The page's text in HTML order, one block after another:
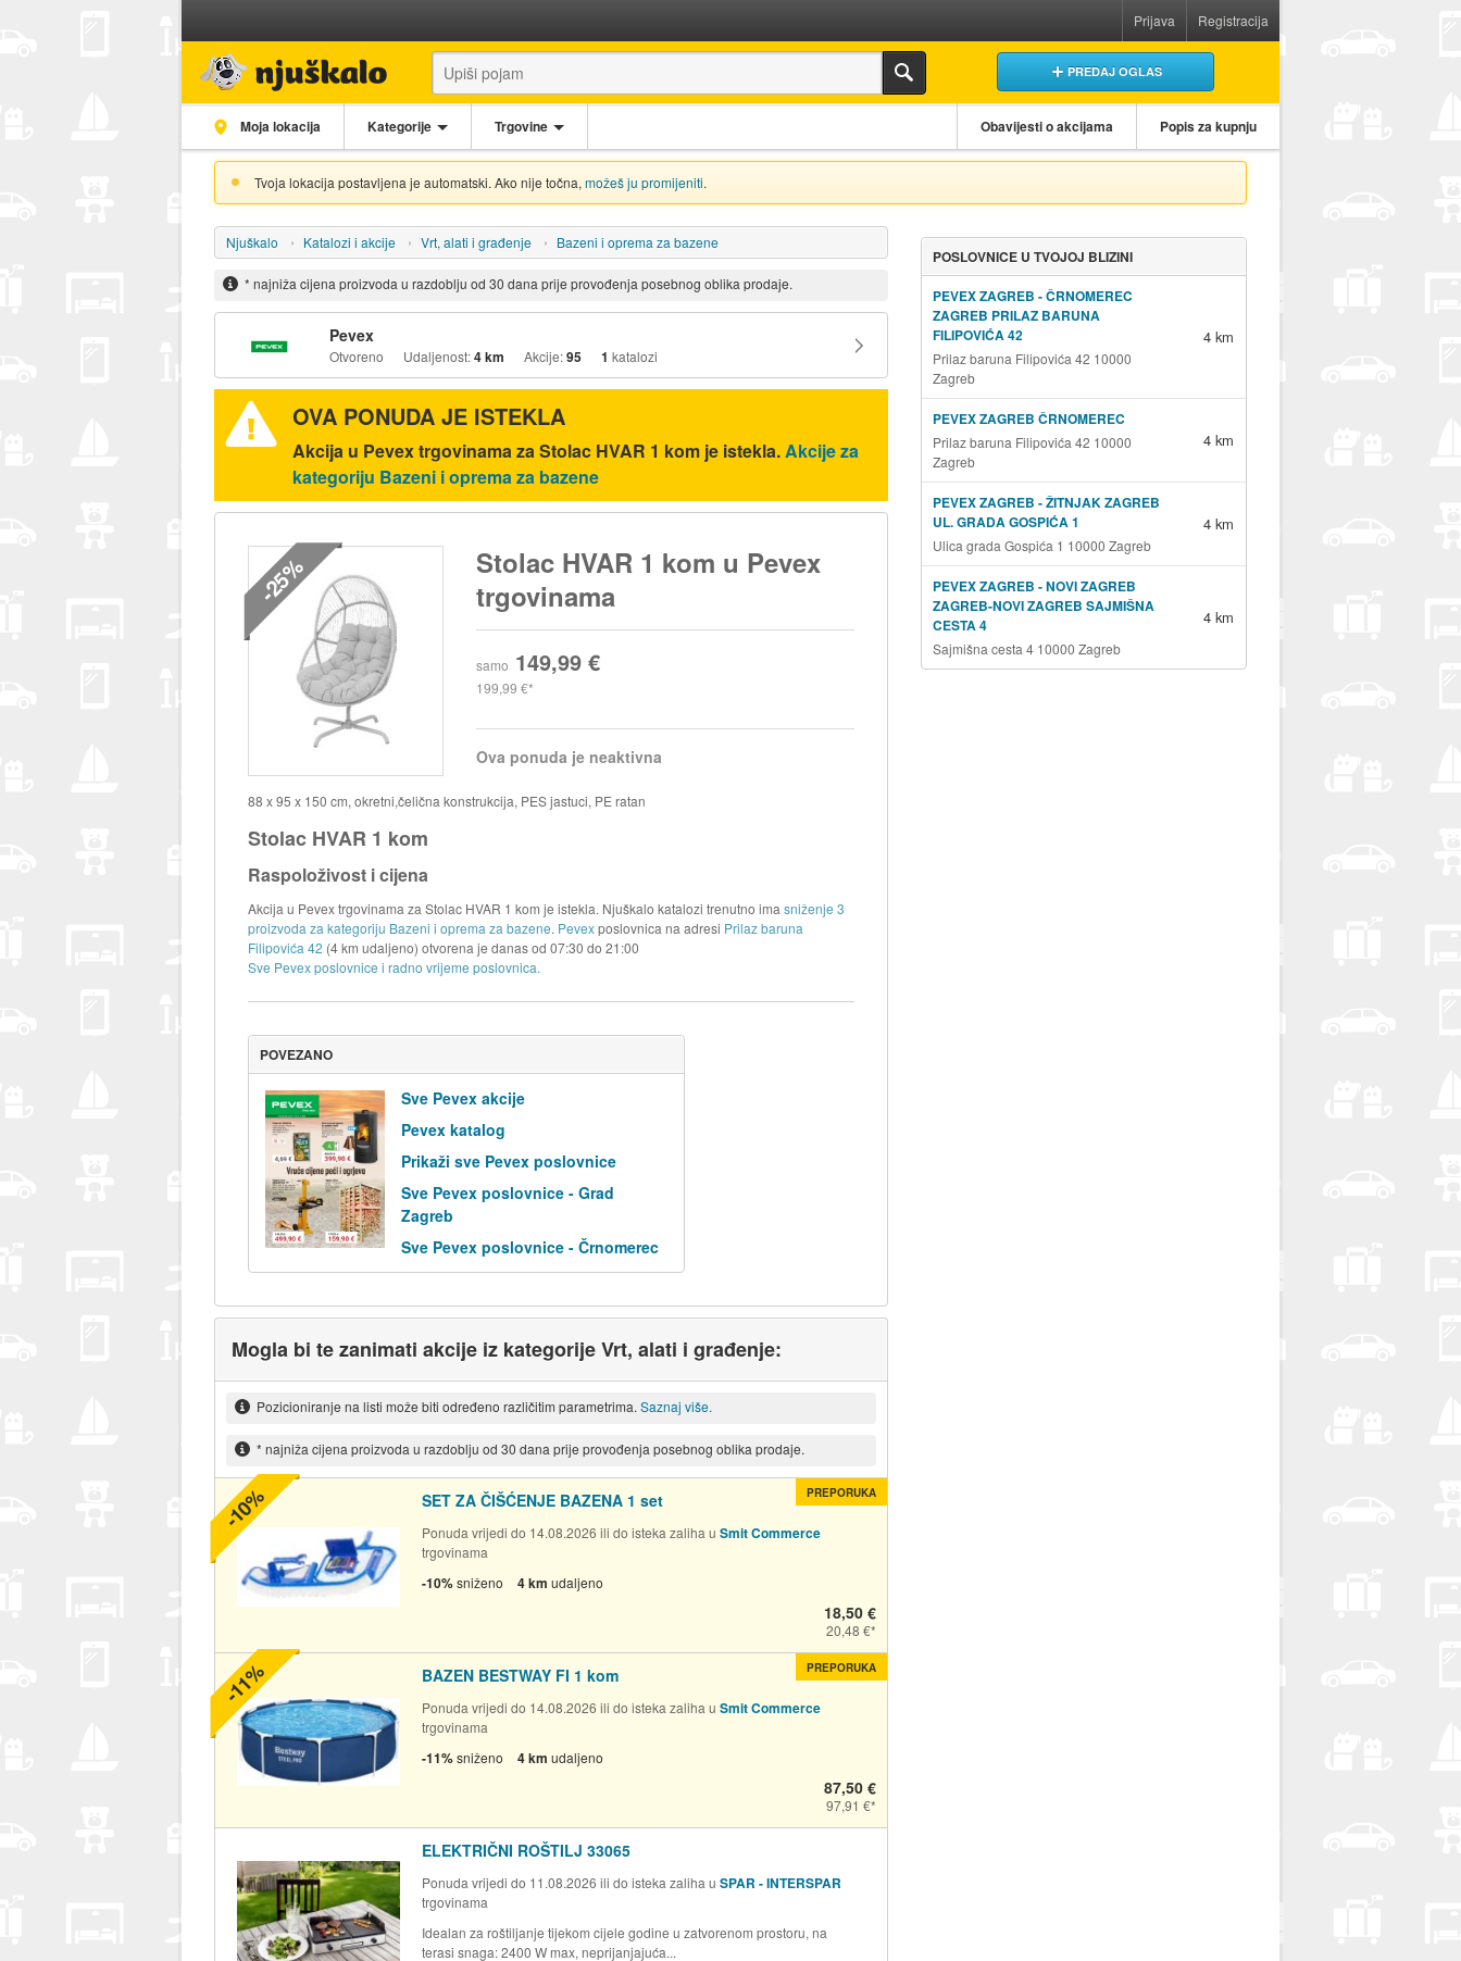
Prijava Registracija
PREDAJ OGLAS
Moja lokacija Kategorije Trgovine Obavijesti o akcijama Popis za kupnju
Tvoja lokacija postavljena je automatski. Ako nije točna, možeš ju promijeniti.
Njuškalo Katalozi i akcije Vrt, alati i građenje Bazeni i oprema za bazene
* najniža cijena proizvoda u razdoblju od 30 dana prije provođenja posebnog oblika prodaje.
Pevex
Otvoreno Udaljenost:4 km Akcije:95 1 katalozi
OVA PONUDA JE ISTEKLA
Akcija u Pevex trgovinama za Stolac HVAR 1 kom je istekla.Akcije za
kategoriju Bazeni i oprema za bazene
-25%
Stolac HVAR 1 kom u Pevex
trgovinama
samo 149,99 €
199,99 €
Ova ponuda je neaktivna
88 x 95 x 150 cm, okretni,čelična konstrukcija, PES jastuci, PE ratan
Stolac HVAR 1 kom
Raspoloživost i cijena
Akcija u Pevex trgovinama za Stolac HVAR 1 kom je istekla. Njuškalo katalozi trenutno ima sniženje 3
proizvoda za kategoriju Bazeni i oprema za bazene. Pevexposlovnica na adresi Prilaz baruna
Filipovića 42 (4 km udaljeno) otvorena je danas od 07:30 do 21:00
Sve Pevex poslovnice i radno vrijeme poslovnica.
POVEZANO
Sve Pevex akcije
Pevex katalog
Prikaži sve Pevex poslovnice
Sve Pevex poslovnice - Grad
Zagreb
Sve Pevex poslovnice - Črnomerec
Mogla bi te zanimati akcije iz kategorije Vrt, alati i građenje:
Pozicioniranje na listi može biti određeno različitim parametrima. Saznaj više.
* najniža cijena proizvoda u razdoblju od 30 dana prije provođenja posebnog oblika prodaje.
SET ZA ČIŠĆENJE BAZENA 1 set
Ponuda vrijedi do 14.08.2026 ili do isteka zaliha u Smit Commerce
trgovinama
-10%sniženo 4 km udaljeno
18,50 €
20,48 €
PREPORUKA
-10%
BAZEN BESTWAY FI 1 kom
Ponuda vrijedi do 14.08.2026 ili do isteka zaliha u Smit Commerce
trgovinama
-11%sniženo 4 km udaljeno
87,50 €
97,91 €
PREPORUKA
-11%
ELEKTRIČNI ROŠTILJ 33065
Ponuda vrijedi do 11.08.2026 ili do isteka zaliha u SPAR - INTERSPAR
trgovinama
Idealan za roštiljanje tijekom cijele godine u zatvorenom prostoru, na
terasi snaga: 2400 W max, neprijanjajuća...
POSLOVNICE U TVOJOJ BLIZINI
PEVEX ZAGREB - ČRNOMEREC
ZAGREB PRILAZ BARUNA
FILIPOVIĆA 42
Prilaz baruna Filipovića 42 10000
Zagreb
4 km
PEVEX ZAGREB ČRNOMEREC
Prilaz baruna Filipovića 42 10000
Zagreb
4 km
PEVEX ZAGREB - ŽITNJAK ZAGREB
UL. GRADA GOSPIĆA 1
Ulica grada Gospića 1 10000 Zagreb
4 km
PEVEX ZAGREB - NOVI ZAGREB
ZAGREB-NOVI ZAGREB SAJMIŠNA
CESTA 4
Sajmišna cesta 4 10000 Zagreb
4 km